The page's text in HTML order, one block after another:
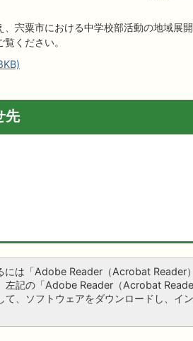
宍粟市における中学校部活動の地域展
ください。
先
には「Adobe Reader（Acrobat Reader
左記の「Adobe Reader（Acrobat
て、ソフトウェアをダウンロードし、イ